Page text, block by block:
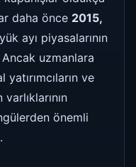
daha önce 2015,
ayı piyasalarının
uzmanlara
ve
önemli